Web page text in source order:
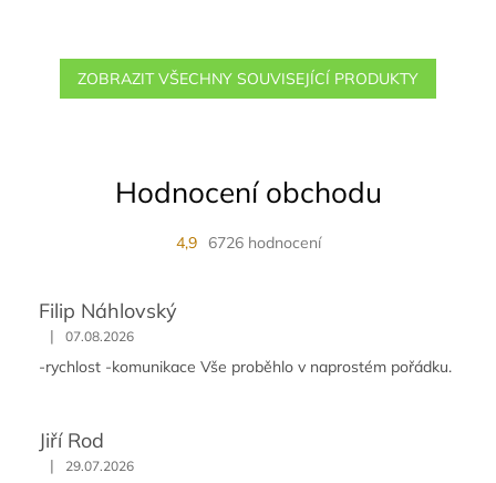
ZOBRAZIT VŠECHNY SOUVISEJÍCÍ PRODUKTY
Hodnocení obchodu
4,9 6726 hodnocení
Filip Náhlovský
| 07.08.2026
-rychlost -komunikace Vše proběhlo v naprostém pořádku.
Jiří Rod
| 29.07.2026